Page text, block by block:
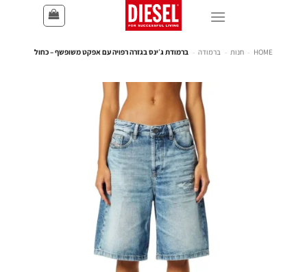
HOME
- חנות - ברמודה - ברמודת ג׳ינס בגזרה רפויה עם אפקט משופשף – כחול